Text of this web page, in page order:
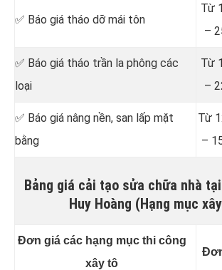
✅ Báo giá tháo dỡ mái tôn
Từ
–
✅ Báo giá tháo trần la phông các
loại
Từ
–
✅ Báo giá nâng nền, san lấp mặt
bằng
Từ
–
Bảng giá cải tạo sửa chữa nhà
Huy Hoàng (Hạng mục
Đơn giá các hạng mục thi công
xây tô